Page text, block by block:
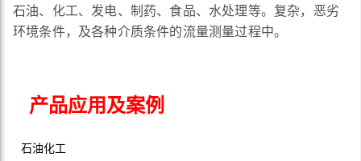
石油、化工、发电、制药、食品、水处理等。复杂，恶劣
环境条件，及各种介质条件的流量测量过程中。
产品应用及案例
石油化工